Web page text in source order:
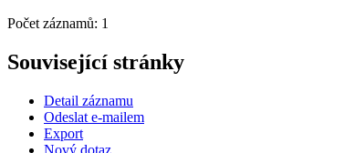
Počet záznamů: 1
Související stránky
Detail záznamu
Odeslat e-mailem
Export
Nový dotaz